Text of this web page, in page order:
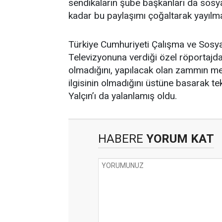
sendikaların şube başkanları da
kadar bu paylaşımı çoğaltarak
Türkiye Cumhuriyeti Çalışma ve
Televizyonuna verdiği özel
olmadığını, yapılacak olan zammın
ilgisinin olmadığını üstüne basarak
Yalçın’ı da yalanlamış oldu.
HABERE YORUM KAT